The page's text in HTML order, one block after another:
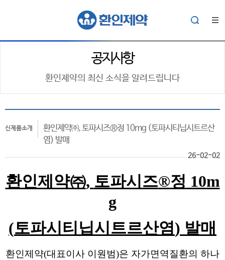
공지사항
환인제약의 최신 소식을 알려드립니다
신제품소개
환인제약㈜, 토파시즈®정 10mg (토파시티닙시트르산
염) 발매
26-02-02
환인제약㈜, 토파시즈®정 10m
g
(토파시티닙시트르산염) 발매
환인제약(대표이사 이원범)은 자가면역질환의 하나